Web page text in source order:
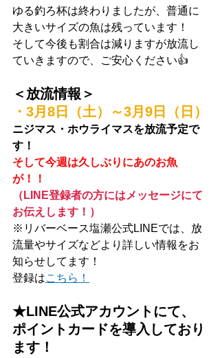
ゆる釣ろ杯は終わりましたが、普通に
大きいサイズの魚は残っています！
そして今後も割合は減りますが放流し
ていきますので、ご安心ください👍
＜放流情報＞
・3月8日（土）～3月9日（日）
ニジマス・ホウライマスを放流予定で
す！
そして今週は久しぶりにあのお魚
が！！
（LINE登録者の方にはメッセージにて
お伝えします！）
※リバーベース塩瀬公式LINEでは、放
流量やサイズなどより詳しい情報をお
知らせしてます！
登録はこちら！
★LINE公式アカウントにて、
ポイントカードを導入しており
ます！